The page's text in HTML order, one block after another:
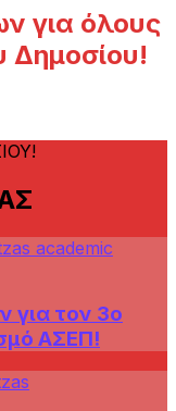
για όλους
Δημοσίου!
για τον 3ο
ΑΣΕΠ!